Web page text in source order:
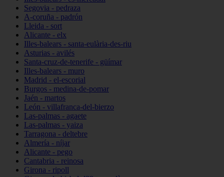
Segovia - pedraza
A-coruña - padrón
Lleida - sort
Alicante - elx
Illes-balears - santa-eulària-des-riu
Asturias - avilés
Santa-cruz-de-tenerife - güímar
Illes-balears - muro
Madrid - el-escorial
Burgos - medina-de-pomar
Jaén - martos
León - villafranca-del-bierzo
Las-palmas - agaete
Las-palmas - yaiza
Tarragona - deltebre
Almería - níjar
Alicante - pego
Cantabria - reinosa
Girona - ripoll